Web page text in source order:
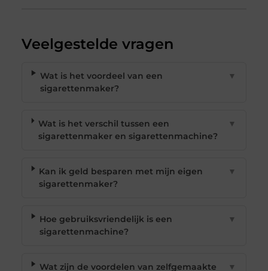
Veelgestelde vragen
Wat is het voordeel van een
sigarettenmaker?
▼
Wat is het verschil tussen een
sigarettenmaker en sigarettenmachine?
▼
Kan ik geld besparen met mijn eigen
sigarettenmaker?
▼
Hoe gebruiksvriendelijk is een
sigarettenmachine?
▼
Wat zijn de voordelen van zelfgemaakte ▼